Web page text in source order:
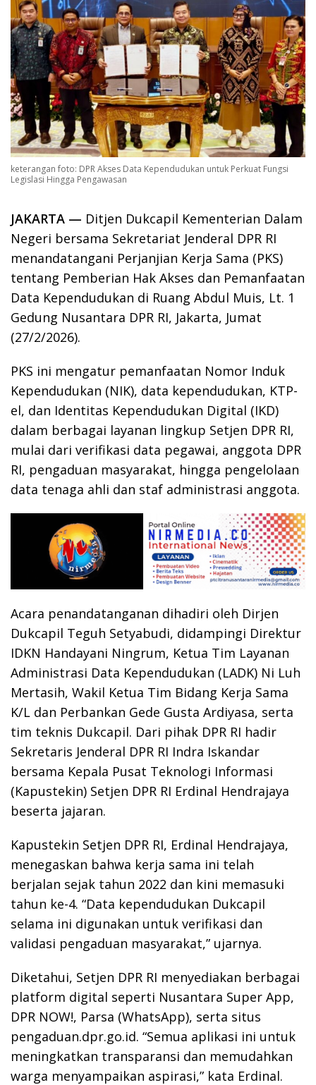
keterangan foto: DPR Akses Data Kependudukan untuk Perkuat Fungsi
Legislasi Hingga Pengawasan
JAKARTA — Ditjen Dukcapil Kementerian Dalam
Negeri bersama Sekretariat Jenderal DPR RI
menandatangani Perjanjian Kerja Sama (PKS)
tentang Pemberian Hak Akses dan Pemanfaatan
Data Kependudukan di Ruang Abdul Muis, Lt. 1
Gedung Nusantara DPR RI, Jakarta, Jumat
(27/2/2026).
PKS ini mengatur pemanfaatan Nomor Induk
Kependudukan (NIK), data kependudukan, KTP-
el, dan Identitas Kependudukan Digital (IKD)
dalam berbagai layanan lingkup Setjen DPR RI,
mulai dari verifikasi data pegawai, anggota DPR
RI, pengaduan masyarakat, hingga pengelolaan
data tenaga ahli dan staf administrasi anggota.
Acara penandatanganan dihadiri oleh Dirjen
Dukcapil Teguh Setyabudi, didampingi Direktur
IDKN Handayani Ningrum, Ketua Tim Layanan
Administrasi Data Kependudukan (LADK) Ni Luh
Mertasih, Wakil Ketua Tim Bidang Kerja Sama
K/L dan Perbankan Gede Gusta Ardiyasa, serta
tim teknis Dukcapil. Dari pihak DPR RI hadir
Sekretaris Jenderal DPR RI Indra Iskandar
bersama Kepala Pusat Teknologi Informasi
(Kapustekin) Setjen DPR RI Erdinal Hendrajaya
beserta jajaran.
Kapustekin Setjen DPR RI, Erdinal Hendrajaya,
menegaskan bahwa kerja sama ini telah
berjalan sejak tahun 2022 dan kini memasuki
tahun ke-4. “Data kependudukan Dukcapil
selama ini digunakan untuk verifikasi dan
validasi pengaduan masyarakat,” ujarnya.
Diketahui, Setjen DPR RI menyediakan berbagai
platform digital seperti Nusantara Super App,
DPR NOW!, Parsa (WhatsApp), serta situs
pengaduan.dpr.go.id. “Semua aplikasi ini untuk
meningkatkan transparansi dan memudahkan
warga menyampaikan aspirasi,” kata Erdinal.